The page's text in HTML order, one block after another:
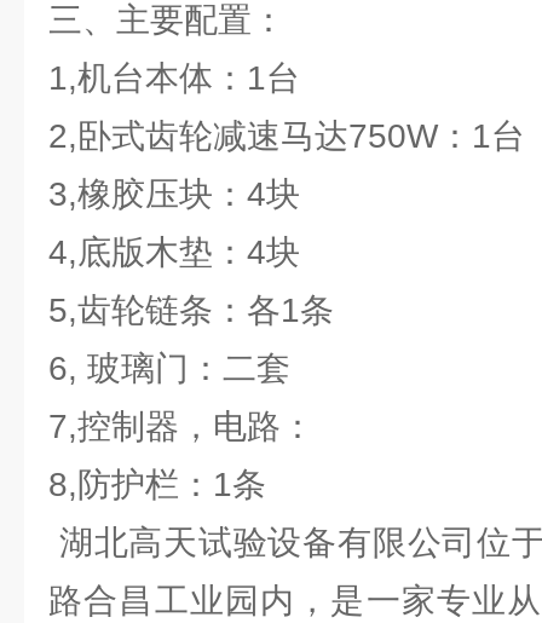
三、主要配置：
1,机台本体：1台
2,卧式齿轮减速马达750W：1台
3,橡胶压块：4块
4,底版木垫：4块
5,齿轮链条：各1条
6, 玻璃门：二套
7,控制器，电路：
8,防护栏：1条
湖北高天试验设备有限公司位
路合昌工业园内，是一家专业